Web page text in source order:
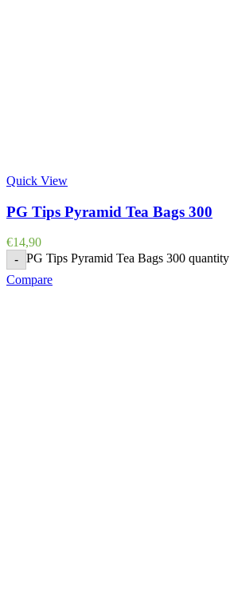
Quick View
PG Tips Pyramid Tea Bags 300
€14,90
- PG Tips Pyramid Tea Bags 300 quantity
Compare